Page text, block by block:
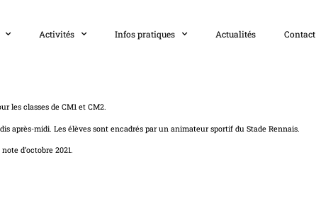
Activités Infos pratiques Actualités Contact
les classes de CM1 et CM2.
après-midi. Les élèves sont encadrés par un animateur sportif du Stade Rennais.
d’octobre 2021.